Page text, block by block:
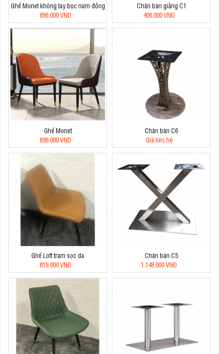
Ghế Monet không tay bọc núm đồng
896.000 VNĐ
Chân bàn giằng C1
406.000 VNĐ
Ghế Monet
896.000 VNĐ
Chân bàn C6
Giá liên hệ
Ghế Loft trám sọc da
819.000 VNĐ
Chân bàn C5
1.148.000 VNĐ